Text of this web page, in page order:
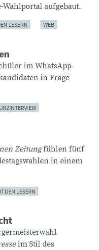
aufgebaut.
LESERN WEB
im WhatsApp-
in Frage
Zeitungfühlen fünf
in einem
DEN LESERN
im Stil des